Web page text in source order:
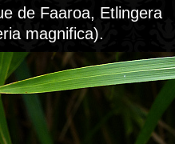
de Faaroa, Etlingera
magnifica).